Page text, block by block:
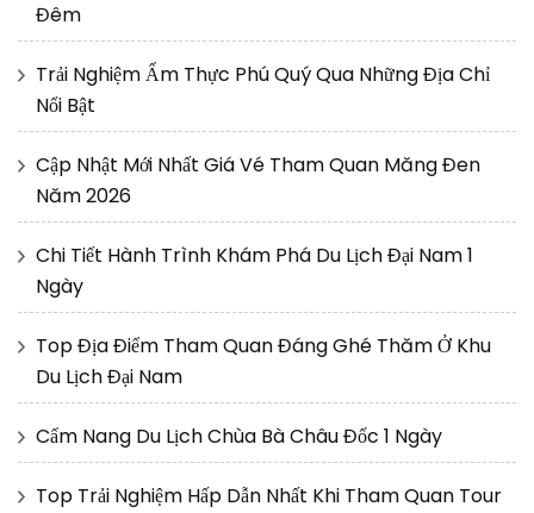
Đêm
Trải Nghiệm Ẩm Thực Phú Quý Qua Những Địa Chỉ
Nổi Bật
Cập Nhật Mới Nhất Giá Vé Tham Quan Măng Đen
Năm 2026
Chi Tiết Hành Trình Khám Phá Du Lịch Đại Nam 1
Ngày
Top Địa Điểm Tham Quan Đáng Ghé Thăm Ở Khu
Du Lịch Đại Nam
Cẩm Nang Du Lịch Chùa Bà Châu Đốc 1 Ngày
Top Trải Nghiệm Hấp Dẫn Nhất Khi Tham Quan Tour